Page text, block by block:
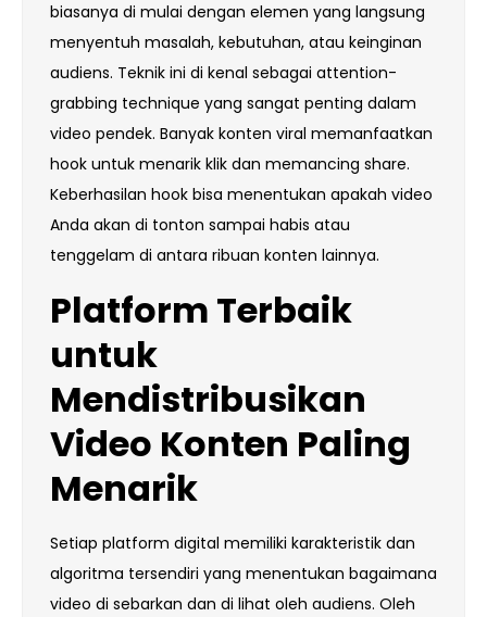
biasanya di mulai dengan elemen yang langsung
menyentuh masalah, kebutuhan, atau keinginan
audiens. Teknik ini di kenal sebagai attention-
grabbing technique yang sangat penting dalam
video pendek. Banyak konten viral memanfaatkan
hook untuk menarik klik dan memancing share.
Keberhasilan hook bisa menentukan apakah video
Anda akan di tonton sampai habis atau
tenggelam di antara ribuan konten lainnya.
Platform Terbaik
untuk
Mendistribusikan
Video Konten Paling
Menarik
Setiap platform digital memiliki karakteristik dan
algoritma tersendiri yang menentukan bagaimana
video di sebarkan dan di lihat oleh audiens. Oleh